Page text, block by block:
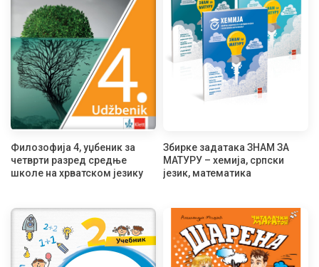
Филозофија 4, уџбеник за
четврти разред средње
школе на хрватском језику
Збирке задатака ЗНАМ ЗА
МАТУРУ – хемија, српски
језик, математика